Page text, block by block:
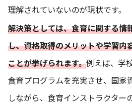
理解されていないのが現状です。
解決策としては、食育に関する情
し、資格取得のメリットや学習内
ことが挙げられます。例えば、学
食育プログラムを充実させ、国家
しながら、食育インストラクター